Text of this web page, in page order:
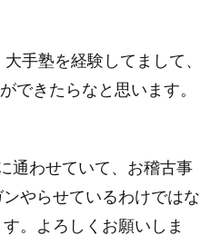
手塾を経験してまして、
できたらなと思います。
通わせていて、お稽古事
やらせているわけではな
。よろしくお願いしま